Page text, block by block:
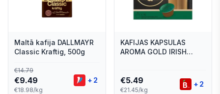
Maltā kafija DALLMAYR
Classic Kraftig, 500g
€14.79
€9.49
€18.98/kg
+ 2
KAFIJAS KAPSULAS
AROMA GOLD IRISH
€5.49
€21.45/kg
+ 2